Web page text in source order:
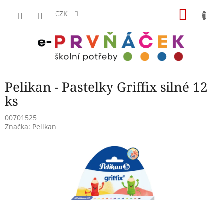
CZK
Pelikan - Pastelky Griffix silné 12
ks
00701525
Značka: Pelikan